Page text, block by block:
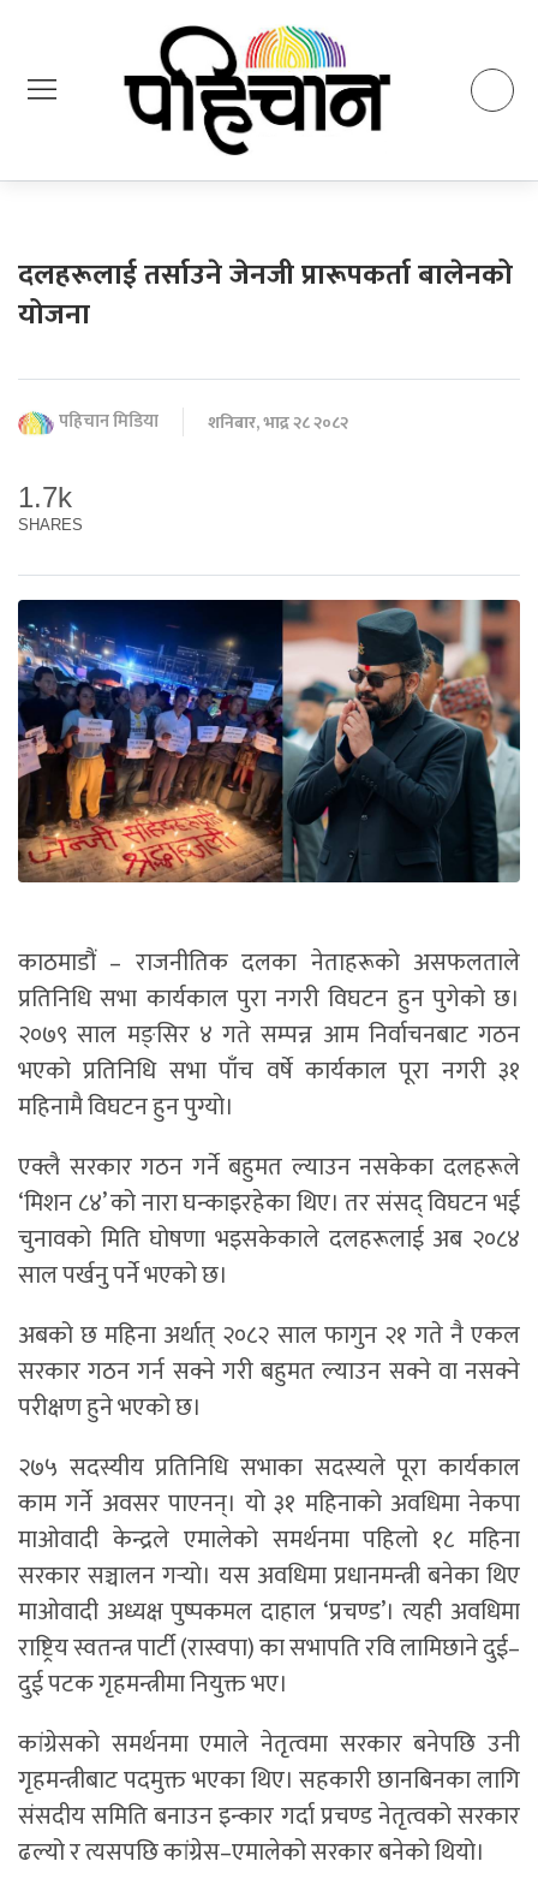
दलहरूलाई तर्साउने जेनजी प्रारूपकर्ता बालेनको
योजना
पहिचान मिडिया शनिबार, भाद्र २८ २०८२
1.7k
SHARES
काठमाडौं – राजनीतिक दलका नेताहरूको असफलताले
प्रतिनिधि सभा कार्यकाल पुरा नगरी विघटन हुन पुगेको छ।
२०७९ साल मङ्सिर ४ गते सम्पन्न आम निर्वाचनबाट गठन
भएको प्रतिनिधि सभा पाँच वर्षे कार्यकाल पूरा नगरी ३१
महिनामै विघटन हुन पुग्यो।
एक्लै सरकार गठन गर्ने बहुमत ल्याउन नसकेका दलहरूले
‘मिशन ८४’ को नारा घन्काइरहेका थिए। तर संसद् विघटन भई
चुनावको मिति घोषणा भइसकेकाले दलहरूलाई अब २०८४
साल पर्खनु पर्ने भएको छ।
अबको छ महिना अर्थात् २०८२ साल फागुन २१ गते नै एकल
सरकार गठन गर्न सक्ने गरी बहुमत ल्याउन सक्ने वा नसक्ने
परीक्षण हुने भएको छ।
२७५ सदस्यीय प्रतिनिधि सभाका सदस्यले पूरा कार्यकाल
काम गर्ने अवसर पाएनन्। यो ३१ महिनाको अवधिमा नेकपा
माओवादी केन्द्रले एमालेको समर्थनमा पहिलो १८ महिना
सरकार सञ्चालन गर्‍यो। यस अवधिमा प्रधानमन्त्री बनेका थिए
माओवादी अध्यक्ष पुष्पकमल दाहाल ‘प्रचण्ड’। त्यही अवधिमा
राष्ट्रिय स्वतन्त्र पार्टी (रास्वपा) का सभापति रवि लामिछाने दुई–
दुई पटक गृहमन्त्रीमा नियुक्त भए।
कांग्रेसको समर्थनमा एमाले नेतृत्वमा सरकार बनेपछि उनी
गृहमन्त्रीबाट पदमुक्त भएका थिए। सहकारी छानबिनका लागि
संसदीय समिति बनाउन इन्कार गर्दा प्रचण्ड नेतृत्वको सरकार
ढल्यो र त्यसपछि कांग्रेस–एमालेको सरकार बनेको थियो।